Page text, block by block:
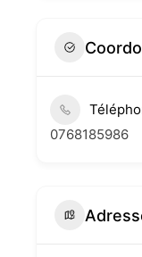
0768185986